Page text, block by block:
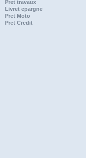
Pret travaux
Livret epargne
Pret Moto
Pret Credit